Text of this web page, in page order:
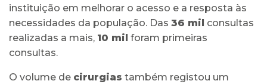
instituição em melhorar o acesso e a resposta às
necessidades da população. Das 36 mil consultas
realizadas a mais, 10 mil foram primeiras
consultas.
O volume de cirurgias também registou um